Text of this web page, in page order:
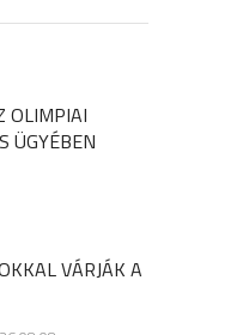
OLIMPIAI
ÜGYÉBEN
VÁRJÁK A